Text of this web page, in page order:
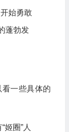
始勇敢
蓬勃发
看一些具体的
姬圈”人